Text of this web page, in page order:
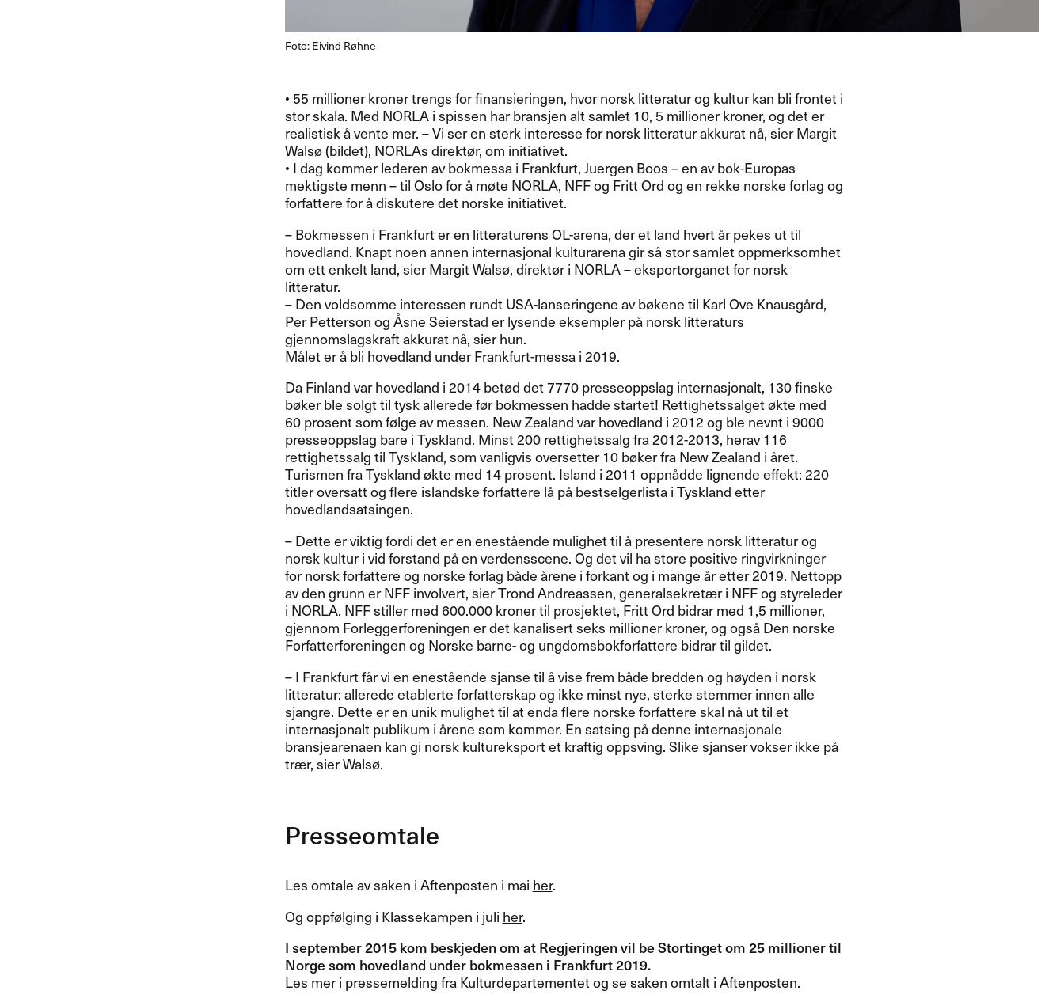
Foto: Eivind Røhne
• 55 millioner kroner trengs for finansieringen, hvor norsk litteratur og kultur kan bli frontet i
stor skala. Med NORLAi spissen har bransjen alt samlet 10, 5 millioner kroner, og det er
realistisk å vente mer. – Vi ser en sterk interesse for norsk litteratur akkurat nå, sier Margit
Walsø (bildet), NORLAs direktør, om initiativet.
• I dag kommer lederen av bokmessa i Frankfurt, Juergen Boos – en av bok-Europas
mektigste menn – til Oslo for å møte NORLA, NFFog Fritt Ord og en rekke norske forlag og
forfattere for å diskutere det norske initiativet.
– Bokmessen i Frankfurt er en litteraturens OL-arena, der et land hvert år pekes ut til
hovedland. Knapt noen annen internasjonal kulturarena gir så stor samlet oppmerksomhet
om ett enkelt land, sier Margit Walsø, direktør i NORLA– eksportorganet for norsk
litteratur.
– Den voldsomme interessen rundtUSA-lanseringene av bøkene til Karl Ove Knausgård,
Per Petterson og Åsne Seierstad er lysende eksempler på norsk litteraturs
gjennomslagskraft akkurat nå, sier hun.
Målet er å bli hovedland under Frankfurt-messa i 2019.
Da Finland var hovedland i 2014 betød det 7770 presseoppslag internasjonalt, 130 finske
bøker ble solgt til tysk allerede før bokmessen hadde startet! Rettighetssalget økte med
60 prosent som følge av messen. New Zealand var hovedland i 2012 og ble nevnt i 9000
presseoppslag bare i Tyskland. Minst 200 rettighetssalg fra 2012-2013, herav 116
rettighetssalg til Tyskland, som vanligvis oversetter 10 bøker fra New Zealand i året.
Turismen fra Tyskland økte med 14 prosent. Island i 2011 oppnådde lignende effekt: 220
titler oversatt og flere islandske forfattere lå på bestselgerlista i Tyskland etter
hovedlandsatsingen.
– Dette er viktig fordi det er en enestående mulighet til å presentere norsk litteratur og
norsk kultur i vid forstand på en verdensscene. Og det vil ha store positive ringvirkninger
for norsk forfattere og norske forlag både årene i forkant og i mange år etter 2019. Nettopp
av den grunn erNFFinvolvert, sier Trond Andreassen, generalsekretær i NFFog styreleder
i NORLA. NFFstiller med 600.000 kroner til prosjektet, Fritt Ord bidrar med 1,5 millioner,
gjennom Forleggerforeningen er det kanalisert seks millioner kroner, og også Den norske
Forfatterforeningen og Norske barne- og ungdomsbokforfattere bidrar til gildet.
– I Frankfurt får vi en enestående sjanse til å vise frem både bredden og høyden i norsk
litteratur: allerede etablerte forfatterskap og ikke minst nye, sterke stemmer innen alle
sjangre. Dette er en unik mulighet til at enda flere norske forfattere skal nå ut til et
internasjonalt publikum i årene som kommer. En satsing på denne internasjonale
bransjearenaen kan gi norsk kultureksport et kraftig oppsving. Slike sjanser vokser ikke på
trær, sier Walsø.
Presseomtale
Les omtale av saken i Aftenposten i mai her.
Og oppfølging i Klassekampen i juli her.
I september 2015 kom beskjeden om at Regjeringen vil be Stortinget om 25 millioner til
Norge som hovedland under bokmessen i Frankfurt 2019.
Les mer i pressemelding fraKulturdepartementetog se saken omtalt iAftenposten.